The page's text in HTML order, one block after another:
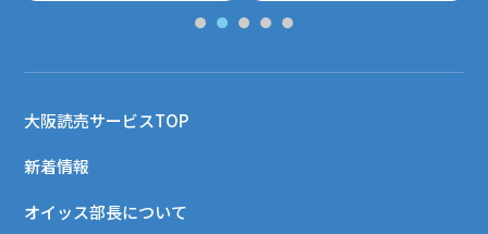
大阪読売サービスTOP
新着情報
オイッス部長について